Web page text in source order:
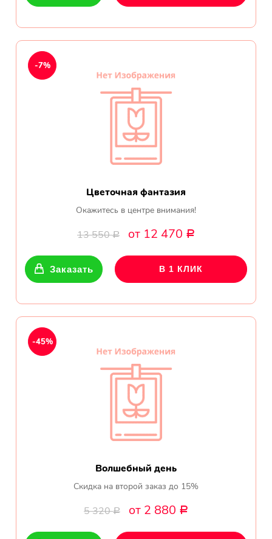
Цветочная фантазия
Окажитесь в центре внимания!
13 550Р от 12 470 Р
-7%
Заказать В 1 КЛИК
Волшебный день
Скидка на второй заказ до 15%
5 320Р от 2 880 Р
-45%